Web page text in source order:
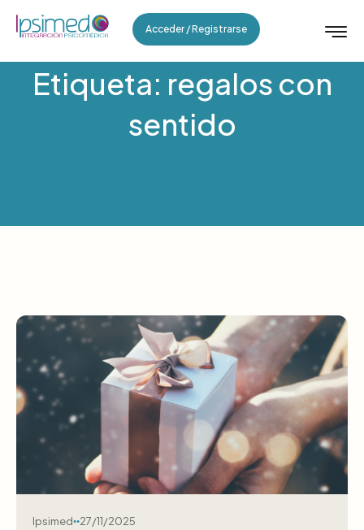
Acceder / Registrarse
Etiqueta: regalos con
sentido
Ipsimed 27/11/2025